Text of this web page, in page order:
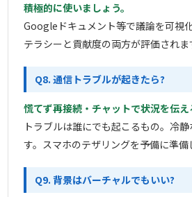
積極的に使いましょう。
Googleドキュメント等で議論を可視
テラシーと貢献度の両方が評価されま
Q8. 通信トラブルが起きたら?
慌てず再接続・チャットで状況を伝え
トラブルは誰にでも起こるもの。冷
す。スマホのテザリングを予備に準備
Q9. 背景はバーチャルでもいい?